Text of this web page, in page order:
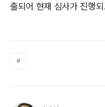
출되어 현재 심사가 진행
#